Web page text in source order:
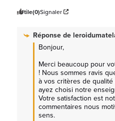
Utile(0)Signaler
Réponse de
Bonjour,
Merci beaucoup pour
! Nous sommes ravis
à vos critères de
ayez choisi notre
Votre satisfaction est
commentaires nous
sens.